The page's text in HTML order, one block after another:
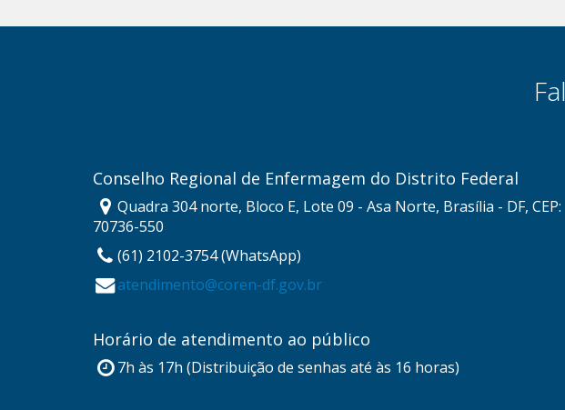
Conselho Regional de Enfermagem do Distrito Federal
Quadra 304 norte, Bloco E, Lote 09 - Asa Norte, Brasília - DF, CEP:
70736-550
(61) 2102-3754 (WhatsApp)
atendimento@coren-df.gov.br
Horário de atendimento ao público
7h às 17h (Distribuição de senhas até às 16 horas)